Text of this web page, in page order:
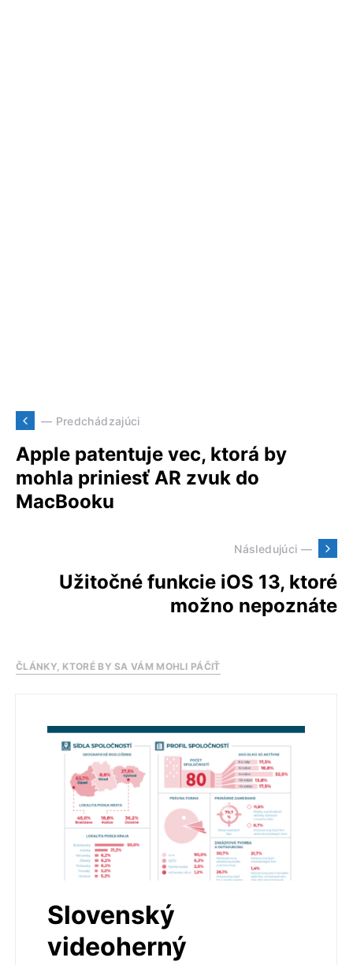
— Predchádzajúci
Apple patentuje vec, ktorá by
mohla priniesť AR zvuk do
MacBooku
Následujúci —
Užitočné funkcie iOS 13, ktoré
možno nepoznáte
ČLÁNKY, KTORÉ BY SA VÁM MOHLI PÁČIŤ
Slovenský
videoherný